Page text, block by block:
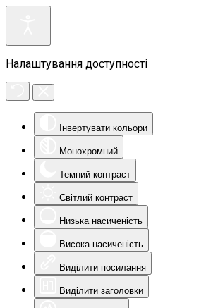
Налаштування доступності
Інвертувати кольори
Монохромний
Темний контраст
Світлий контраст
Низька насиченість
Висока насиченість
Виділити посилання
Виділити заголовки